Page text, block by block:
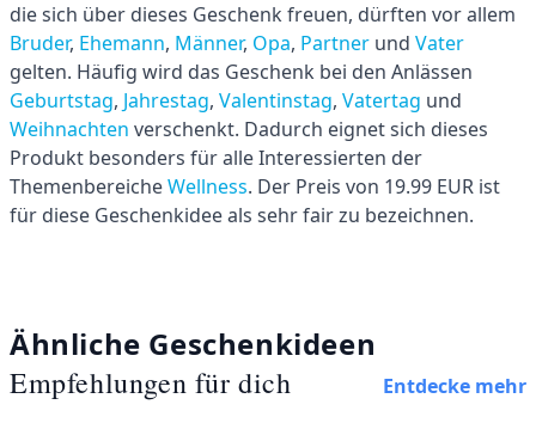
die sich über dieses Geschenk freuen, dürften vor allem
Bruder, Ehemann, Männer, Opa, Partner und Vater
gelten. Häufig wird das Geschenk bei den Anlässen
Geburtstag, Jahrestag, Valentinstag, Vatertag und
Weihnachten verschenkt. Dadurch eignet sich dieses
Produkt besonders für alle Interessierten der
ThemenbereicheWellness. Der Preis von 19.99 EUR ist
für diese Geschenkidee als sehr fair zu bezeichnen.
Ähnliche Geschenkideen
Empfehlungen für dich Entdecke mehr